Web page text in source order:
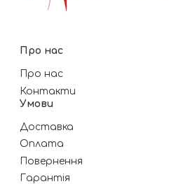
Про нас
Про нас
Контакти
Умови
Доставка
Оплата
Повернення
Гарантія